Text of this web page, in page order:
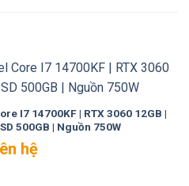
I7 14700KF | RTX 3060 12GB |
500GB | Nguồn 750W
hệ